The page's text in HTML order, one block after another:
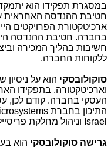
במסגרת תפקידו הוא
חטיבת ההנדסה האחראית
ארכיטקטורת הפרויקטים
בחברה. חטיבת ההנדסה
חשיבות בהליך המכירה
ללקוחות החברה.
סוקולובסקי
וארכיטקטורה. בתפקידו
העסקי בחברה. קודם לכן,
התיכון בחברת
Israel וניהול מחלקת
גרישה סוקולובסקי הוא